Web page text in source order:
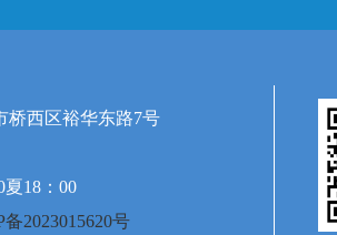
桥西区裕华东路7号
18：00
备2023015620号